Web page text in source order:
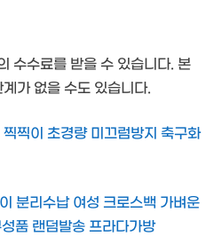
수수료를 받을 수 있습니다. 본
가 없을 수도 있습니다.
찍이 초경량 미끄럼방지 축구화
리수납 여성 크로스백 가벼운
품 랜덤발송 프라다가방